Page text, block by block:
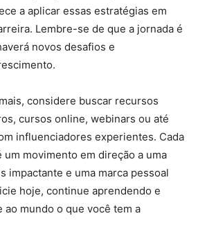
a aplicar essas estratégias em
Lembre-se de que a jornada é
novos desafios e
considere buscar recursos
cursos online, webinars ou até
influenciadores experientes. Cada
um movimento em direção a uma
impactante e uma marca pessoal
hoje, continue aprendendo e
mundo o que você tem a